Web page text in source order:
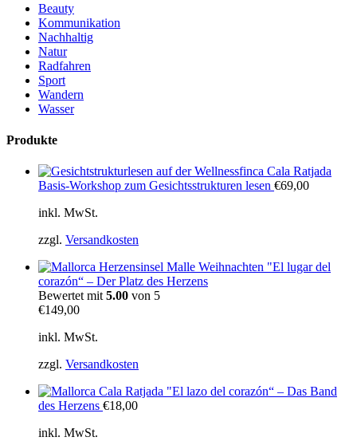
Beauty
Kommunikation
Nachhaltig
Natur
Radfahren
Sport
Wandern
Wasser
Produkte
Basis-Workshop zum Gesichtsstrukturen lesen €69,00
inkl. MwSt.
zzgl. Versandkosten
"El lugar del
corazón“ – Der Platz des Herzens
Bewertet mit 5.00 von 5
€149,00
inkl. MwSt.
zzgl. Versandkosten
"El lazo del corazón“ – Das Band
des Herzens €18,00
inkl. MwSt.